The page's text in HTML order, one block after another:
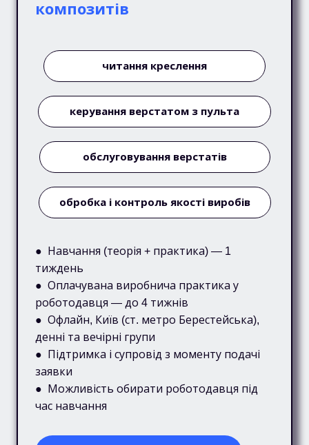
композитів
читання креслення
керування верстатом з пульта
обслуговування верстатів
обробка і контроль якості виробів
● Навчання (теорія + практика) — 1
тиждень
● Оплачувана виробнича практика у
роботодавця — до 4 тижнів
● Офлайн, Київ (ст. метро Берестейська),
денні та вечірні групи
● Підтримка і супровід з моменту подачі
заявки
● Можливість обирати роботодавця під
час навчання